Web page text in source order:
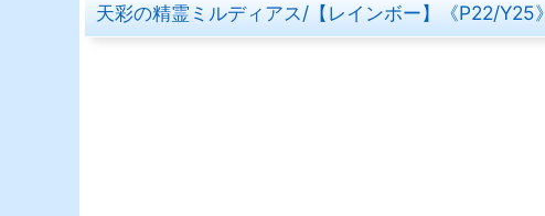
天彩の精霊ミルディアス/【レインボー】《P22/Y25》